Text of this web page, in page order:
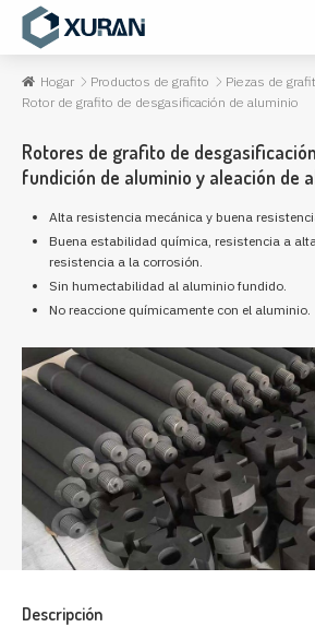
Hogar Productos de grafito
Piezas de
Rotor de grafito de desgasificación de aluminio
Rotores de grafito de
fundición de aluminio y aleación de
Alta resistencia mecánica y buena
Buena estabilidad química, resistencia a
resistencia a la corrosión.
Sin humectabilidad al aluminio fundido.
No reaccione químicamente con el aluminio.
Descripción